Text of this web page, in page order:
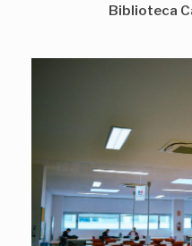
Biblioteca